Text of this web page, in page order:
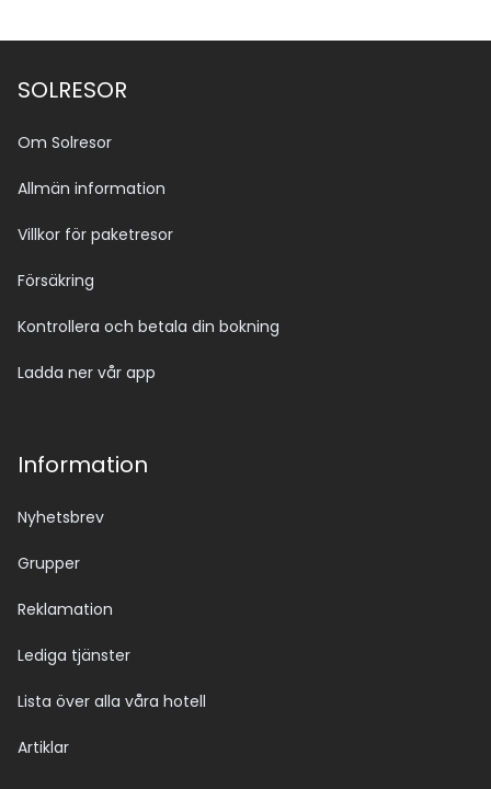
SOLRESOR
Om Solresor
Allmän information
Villkor för paketresor
Försäkring
Kontrollera och betala din bokning
Ladda ner vår app
Information
Nyhetsbrev
Grupper
Reklamation
Lediga tjänster
Lista över alla våra hotell
Artiklar